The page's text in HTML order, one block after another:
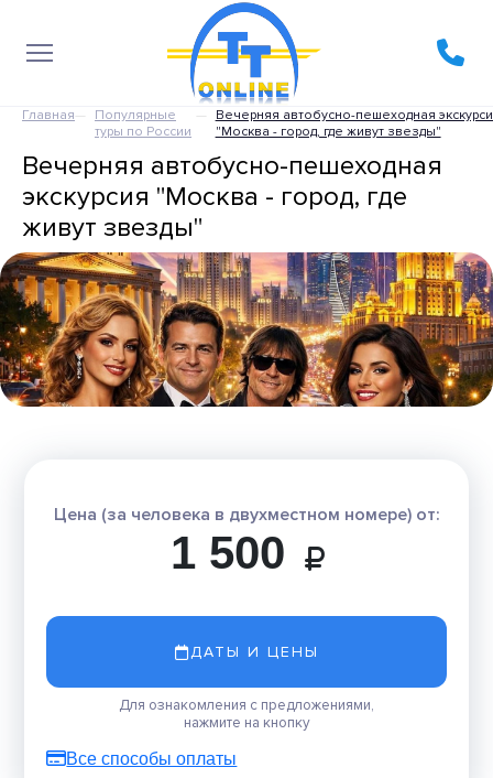
Главная
Популярные
туры по России
Вечерняя автобусно-пешеходная
"Москва - город, где живут звезды"
Вечерняя автобусно-пешеходная
экскурсия "Москва - город, где
живут звезды"
Цена (за человека в двухместном номере) от:
1 500
ДАТЫ И ЦЕНЫ
Для ознакомления с предложениями,
нажмите на кнопку
Все способы оплаты